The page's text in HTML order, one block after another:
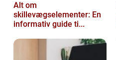
Alt om
skillevægselementer: En
informativ guide ti...